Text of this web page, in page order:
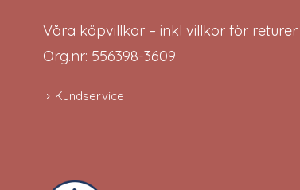
Våra köpvillkor – inkl villkor för
Org.nr: 556398-3609
Kundservice